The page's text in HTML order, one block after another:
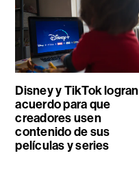
Disney y TikTok logran
acuerdo para que
creadores usen
contenido de sus
películas y series